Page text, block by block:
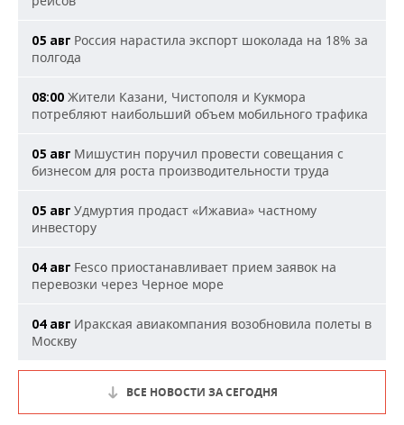
05 авг Россия нарастила экспорт шоколада на 18% за
полгода
08:00 Жители Казани, Чистополя и Кукмора
потребляют наибольший объем мобильного трафика
05 авг Мишустин поручил провести совещания с
бизнесом для роста производительности труда
05 авг Удмуртия продаст «Ижавиа» частному
инвестору
04 авг Fesco приостанавливает прием заявок на
перевозки через Черное море
04 авг Иракская авиакомпания возобновила полеты в
Москву
ВСЕ НОВОСТИ ЗА СЕГОДНЯ